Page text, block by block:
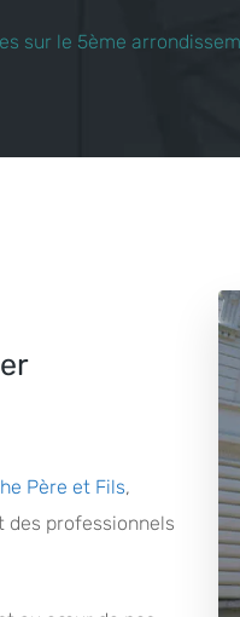
sur le 5ème
Père et Fils,
des professionnels